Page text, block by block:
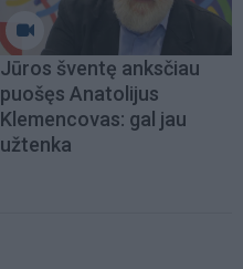
Jūros šventę anksčiau
puošęs Anatolijus
Klemencovas: gal jau
užtenka